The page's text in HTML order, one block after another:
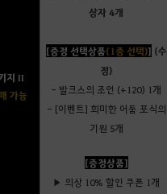
지 II
가능
상자 4개
[증정 선택상품(1종 선택)] (수
정)
- 발크스의 조언 (+120) 1개
- [이벤트] 희미한 어둠 포식의
기원 5개
[증정상품]
▶ 의상 10% 할인 쿠폰 1개